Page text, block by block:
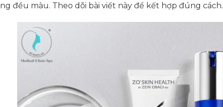
đều màu. Theo dõi bài viết này để kết hợp đúng cách.